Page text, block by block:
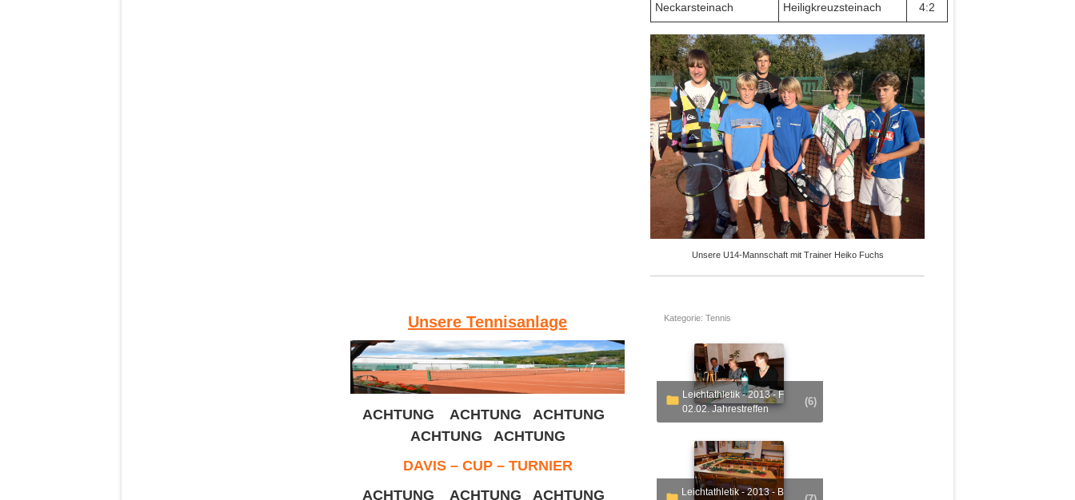
Neckarsteinach
Heiligkreuzsteinach 4:2
Unsere U14-Mannschaft mit Trainer Heiko Fuchs
Unsere Tennisanlage
ACHTUNG ACHTUNG ACHTUNG
ACHTUNG ACHTUNG
DAVIS – CUP – TURNIER
ACHTUNG ACHTUNG ACHTUNG
Kategorie: Tennis
Leichtathletik - 2013 - F
02.02. Jahrestreffen
(6)
Leichtathletik - 2013 - B